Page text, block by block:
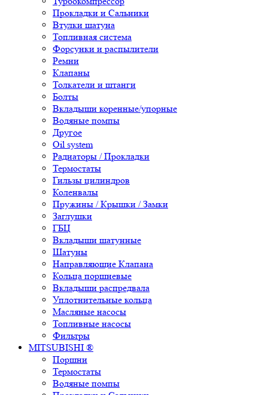
Прокладки и Сальники
Втулки шатуна
Топливная система
Форсунки и распылители
Ремни
Клапаны
Толкатели и штанги
Болты
Вкладыши коренные/упорные
Водяные помпы
Другое
Oil system
Радиаторы / Прокладки
Термостаты
Гильзы цилиндров
Коленвалы
Пружины / Крышки / Замки
Заглушки
ГБЦ
Вкладыши шатунные
Шатуны
Направляющие Клапана
Кольца поршневые
Вкладыши распредвала
Уплотнительные кольца
Масляные насосы
Топливные насосы
Фильтры
MITSUBISHI ®
Поршни
Термостаты
Водяные помпы